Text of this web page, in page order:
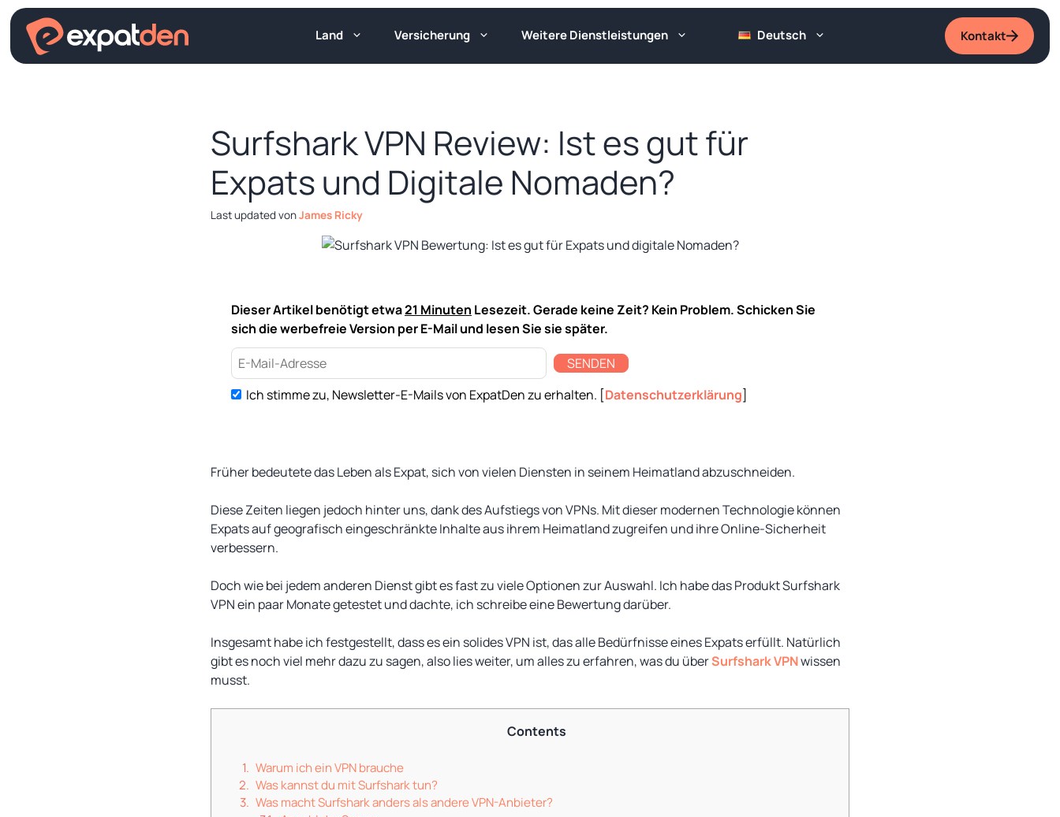
Zum
Inhalt
springen
Land Versicherung Weitere Dienstleistungen Deutsch Kontakt
Surfshark VPN Review: Ist es gut für
Expats und Digitale Nomaden?
vonJames Ricky
Dieser Artikel benötigt etwa21 Minuten Lesezeit. Gerade keine Zeit? Kein Problem. Schicken Sie
sich die werbefreie Version per E-Mail und lesen Sie sie später.
SENDEN
Ich stimme zu, Newsletter-E-Mails von ExpatDen zu erhalten. [Datenschutzerklärung]
Früher bedeutete das Leben als Expat, sich von vielen Diensten in seinem Heimatland abzuschneiden.
Diese Zeiten liegen jedoch hinter uns, dank des Aufstiegs von VPNs. Mit dieser modernen Technologie können
Expats auf geografisch eingeschränkte Inhalte aus ihrem Heimatland zugreifen und ihre Online-Sicherheit
verbessern.
Doch wie bei jedem anderen Dienst gibt es fast zu viele Optionen zur Auswahl. Ich habe das Produkt Surfshark
VPN ein paar Monate getestet und dachte, ich schreibe eine Bewertung darüber.
Insgesamt habe ich festgestellt, dass es ein solides VPN ist, das alle Bedürfnisse eines Expats erfüllt. Natürlich
gibt es noch viel mehr dazu zu sagen, also lies weiter, um alles zu erfahren, was du überSurfshark VPNwissen
musst.
Contents
Warum ich ein VPN brauche
Was kannst du mit Surfshark tun?
Was macht Surfshark anders als andere VPN-Anbieter?